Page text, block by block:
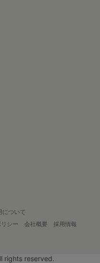
について
シー 会社概要
採用情報
rights reserved.